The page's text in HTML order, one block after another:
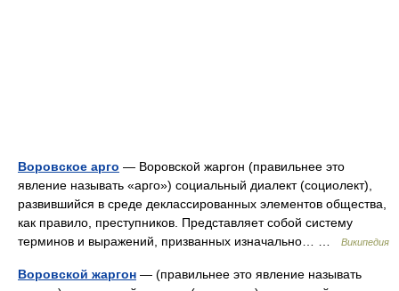
Воровское арго — Воровской жаргон (правильнее это
явление называть «арго») социальный диалект (социолект),
развившийся в среде деклассированных элементов общества,
как правило, преступников. Представляет собой систему
терминов и выражений, призванных изначально… …
Википедия
Воровской жаргон — (правильнее это явление называть